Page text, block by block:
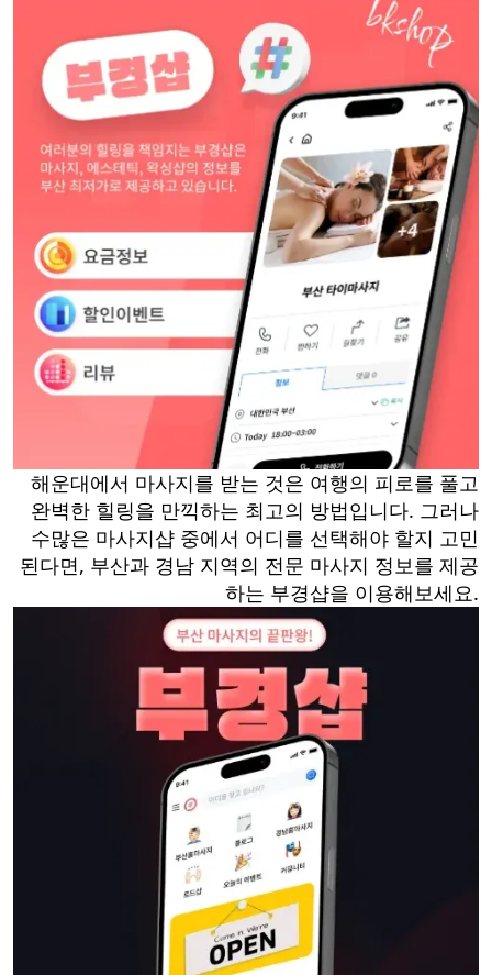
해운대에서 마사지를 받는 것은 여행의 피로를 풀고
완벽한 힐링을 만끽하는 최고의 방법입니다. 그러나
수많은 마사지샵 중에서 어디를 선택해야 할지 고민
된다면, 부산과 경남 지역의 전문 마사지 정보를 제공
하는 부경샵을 이용해보세요.